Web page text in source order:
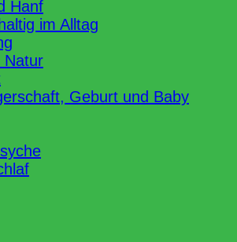
Hanf
im Alltag
Natur
Geburt und Baby